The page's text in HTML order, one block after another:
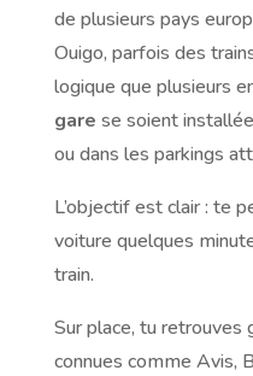
de plusieurs pays
Ouigo, parfois des
logique que plusieurs
gare se soient
ou dans les parkings
L’objectif est clair : te
voiture quelques
train.
Sur place, tu retrouves
connues comme Avis,